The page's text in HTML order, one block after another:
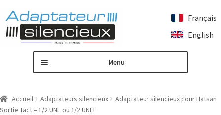
Aller
Aller
Français
English
Menu
Adaptateur de silencieux sur mesure
Accueil Adaptateurs silencieux
Adaptateur silencieux pour Hatsan
Sortie Tact – 1/2 UNF ou 1/2 UNEF